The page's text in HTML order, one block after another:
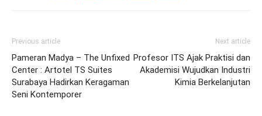
Previous article
Pameran Madya – The Unfixed
Center : Artotel TS Suites
Surabaya Hadirkan Keragaman
Seni Kontemporer
Next article
Profesor ITS Ajak Praktisi dan
Akademisi Wujudkan Industri
Kimia Berkelanjutan